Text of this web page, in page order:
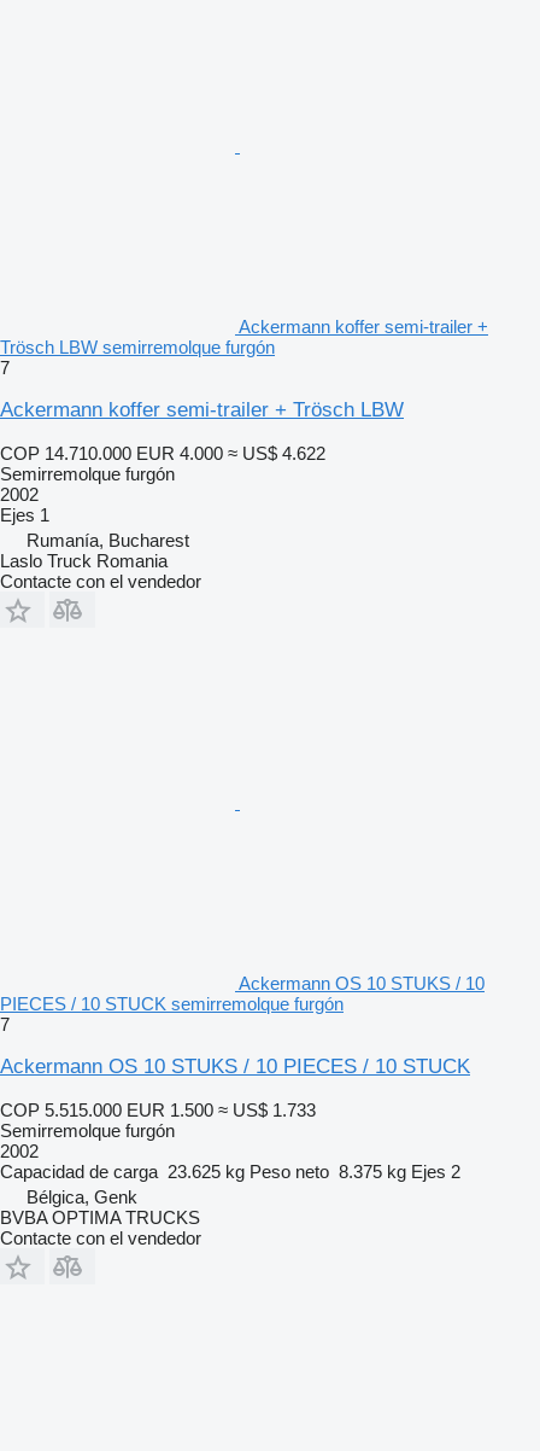
Ackermann koffer semi-trailer +
Trösch LBW semirremolque furgón
7
Ackermann koffer semi-trailer + Trösch LBW
COP 14.710.000 EUR 4.000 ≈ US$ 4.622
Semirremolque furgón
2002
Ejes 1
Rumanía, Bucharest
Laslo Truck Romania
Contacte con el vendedor
Ackermann OS 10 STUKS / 10
PIECES / 10 STUCK semirremolque furgón
7
Ackermann OS 10 STUKS / 10 PIECES / 10 STUCK
COP 5.515.000 EUR 1.500 ≈ US$ 1.733
Semirremolque furgón
2002
Capacidad de carga 23.625 kg Peso neto 8.375 kg Ejes 2
Bélgica, Genk
BVBA OPTIMA TRUCKS
Contacte con el vendedor